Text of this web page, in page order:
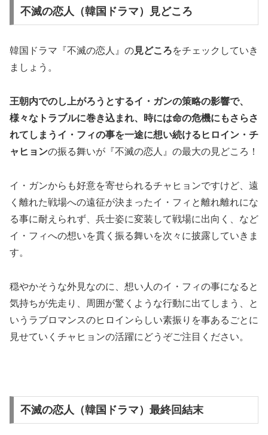
不滅の恋人（韓国ドラマ）見どころ
韓国ドラマ『不滅の恋人』の見どころをチェックしていき
ましょう。
王朝内でのし上がろうとするイ・ガンの策略の影響で、
様々なトラブルに巻き込まれ、時には命の危機にもさらさ
れてしまうイ・フィの事を一途に想い続けるヒロイン・チ
ャヒョンの振る舞いが『不滅の恋人』の最大の見どころ！
イ・ガンからも好意を寄せられるチャヒョンですけど、遠
く離れた戦場への遠征が決まったイ・フィと離れ離れにな
る事に耐えられず、兵士姿に変装して戦場に出向く、など
イ・フィへの想いを貫く振る舞いを次々に披露していきま
す。
穏やかそうな外見なのに、想い人のイ・フィの事になると
気持ちが先走り、周囲が驚くような行動に出てしまう、と
いうラブロマンスのヒロインらしい素振りを事あるごとに
見せていくチャヒョンの活躍にどうぞご注目ください。
不滅の恋人（韓国ドラマ）最終回結末